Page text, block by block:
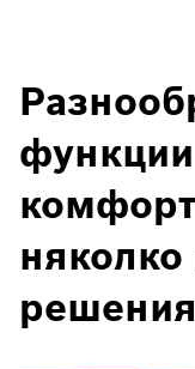
няколко
решения